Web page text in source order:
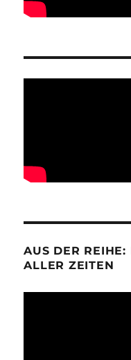
AUS DER REIHE:
ALLER ZEITEN